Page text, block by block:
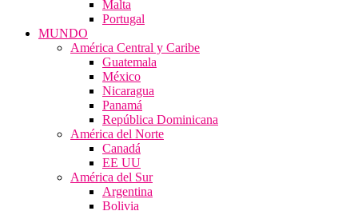
Malta
Portugal
MUNDO
América Central y Caribe
Guatemala
México
Nicaragua
Panamá
República Dominicana
América del Norte
Canadá
EE UU
América del Sur
Argentina
Bolivia